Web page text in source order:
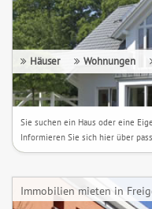
Häuser Wohnungen
Sie suchen ein Haus oder eine
Informieren Sie sich hier über
Immobilien mieten in